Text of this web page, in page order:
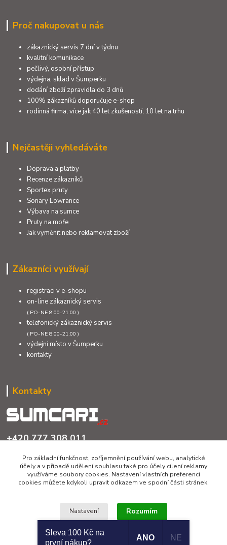
Proč nakupovat u nás
zákaznický servis 7 dní v týdnu
kvalitní komunikace
pečlivý, osobní přístup
výdejna, sklad v Šumperku
dodání zboží zpravidla do 3 dnů
100% zákazníků doporučuje e-shop
rodinná firma, více jak 40 let zkušeností, 10 let na trhu
Nejčastěji vyhledáváte
Doprava a platby
Recenze zákazníků
Sportex pruty
Sonary Lowrance
Výbava na sumce
Pruty na moře
Jak vyměnit nebo reklamovat zboží
Zákazníci využívají
registraci v e-shopu
on-line zákaznický servis
( PO-NE 8:00-21:00 )
telefonický zákaznický servis
( PO-NE 8:00-21:00 )
výdejní místo v Šumperku
kontakty
Kontakty
+420 777 308 011
info@sumcari.cz
Copyright 2026 © SUMCARI.cz
Pro základní funkčnost, zpříjemnění používání webu, analytické
účely a v případě udělení souhlasu také pro účely cílení reklamy
využíváme soubory cookies. Nastavení vlastních preferencí
cookies můžete kdykoli upravit odkazem ve spodní části stránek.
Nastavení Rozumím
Souhlas můžete odmítnoutzde
Sleva 100 Kč na
první nákup?
ANO NE